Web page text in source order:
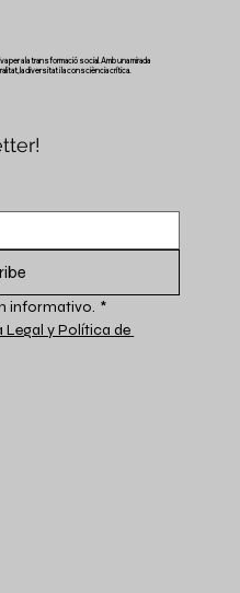
per a la transformació social. Amb una mirada
la diversitat i la consciència crítica.
informativo. *
Legal y Política de